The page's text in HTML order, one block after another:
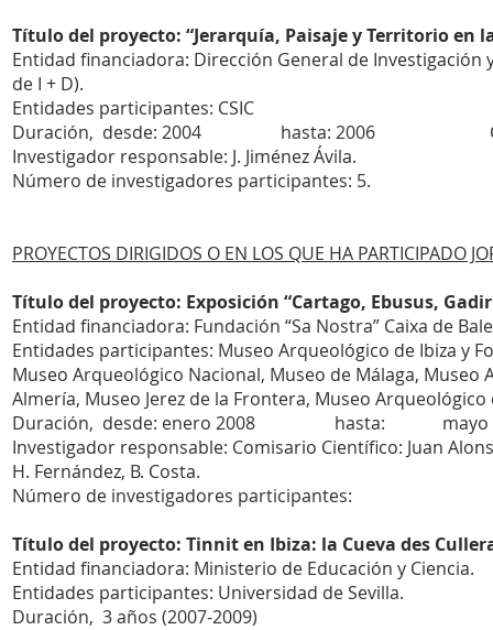
Título del proyecto: “Jerarquía, Paisaje y Territorio en
Entidad financiadora: Dirección General de Investigación
de I + D).
Entidades participantes: CSIC
Duración, desde: 2004 hasta: 2006
Investigador responsable: J. Jiménez Ávila.
Número de investigadores participantes: 5.
PROYECTOS DIRIGIDOS O EN LOS QUE HA PARTICIPADO
Título del proyecto: Exposición “Cartago, Ebusus,
Entidad financiadora: Fundación “Sa Nostra” Caixa de
Entidades participantes: Museo Arqueológico de Ibiza y
Museo Arqueológico Nacional, Museo de Málaga,
Almería, Museo Jerez de la Frontera, Museo
Duración, desde: enero 2008 hasta: mayo
Investigador responsable: Comisario Científico: Juan
H. Fernández, B. Costa.
Número de investigadores participantes:
Título del proyecto: Tinnit en Ibiza: la Cueva des
Entidad financiadora: Ministerio de Educación y Ciencia.
Entidades participantes: Universidad de Sevilla.
Duración, 3 años (2007-2009)